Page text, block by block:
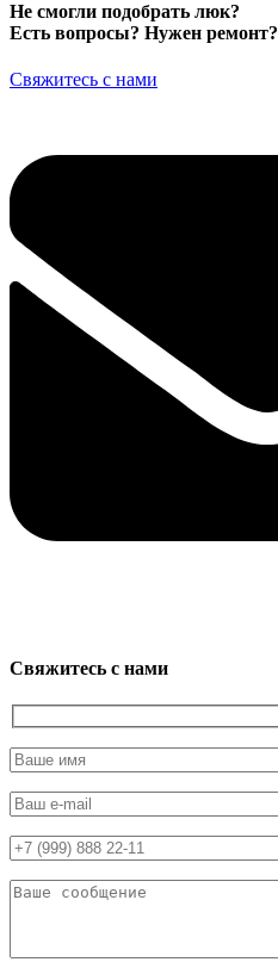
Не смогли подобрать люк?
Есть вопросы? Нужен ремонт?
Свяжитесь с нами
Свяжитесь с нами